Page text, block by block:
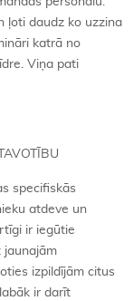
ļoti daudz ko uzzina
katrā no
Viņa pati
specifiskās
atdeve un
ir iegūtie
jaunajām
izpildījām citus
ir darīt